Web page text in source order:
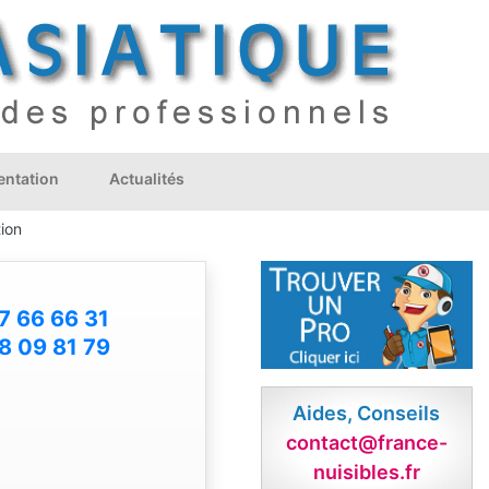
Actualités
66 66 31
09 81 79
Aides, Conseils
contact@france-
nuisibles.fr